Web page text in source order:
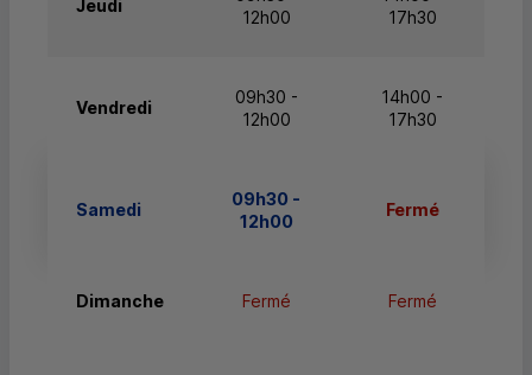
Jeudi
12h00
17h30
Vendredi
09h30 -
12h00
14h00 -
17h30
Samedi
09h30 -
12h00
Fermé
Dimanche Fermé Fermé